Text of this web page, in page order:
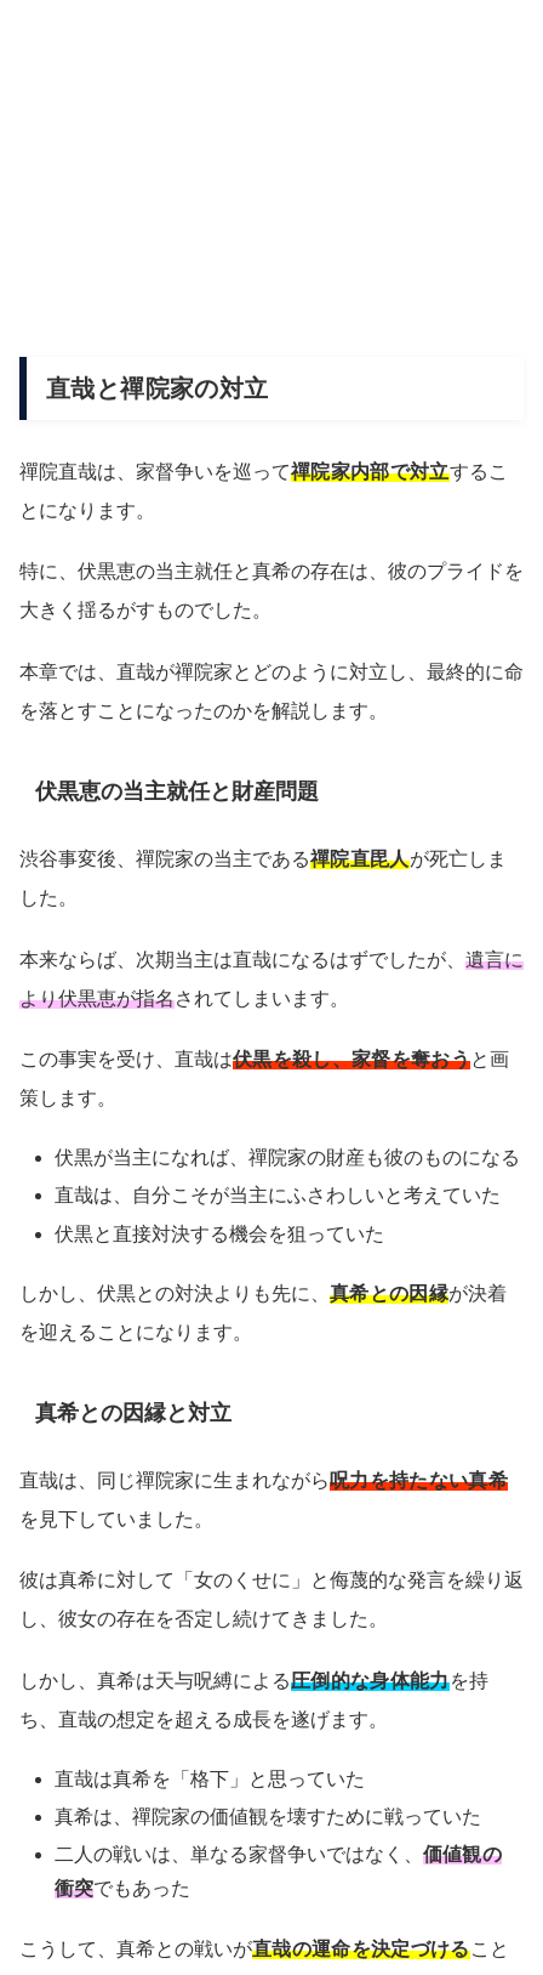
直哉と禪院家の対立
禪院直哉は、家督争いを巡って禪院家内部で対立するこ
とになります。
特に、伏黒恵の当主就任と真希の存在は、彼のプライドを
大きく揺るがすものでした。
本章では、直哉が禪院家とどのように対立し、最終的に命
を落とすことになったのかを解説します。
伏黒恵の当主就任と財産問題
渋谷事変後、禪院家の当主である禪院直毘人が死亡しま
した。
本来ならば、次期当主は直哉になるはずでしたが、 遺言に
より伏黒恵が指名されてしまいます。
この事実を受け、直哉は伏黒を殺し、家督を奪おうと画
策します。
伏黒が当主になれば、禪院家の財産も彼のものになる
直哉は、自分こそが当主にふさわしいと考えていた
伏黒と直接対決する機会を狙っていた
しかし、伏黒との対決よりも先に、 真希との因縁が決着
を迎えることになります。
真希との因縁と対立
直哉は、同じ禪院家に生まれながら呪力を持たない真希
を見下していました。
彼は真希に対して「女のくせに」と侮蔑的な発言を繰り返
し、彼女の存在を否定し続けてきました。
しかし、真希は天与呪縛による圧倒的な身体能力を持
ち、直哉の想定を超える成長を遂げます。
直哉は真希を「格下」と思っていた
真希は、禪院家の価値観を壊すために戦っていた
二人の戦いは、単なる家督争いではなく、 価値観の
衝突でもあった
こうして、真希との戦いが直哉の運命を決定づけること